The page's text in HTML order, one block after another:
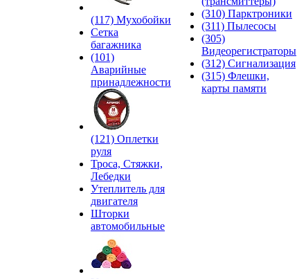
(117) Мухобойки
Сетка
багажника
(101)
Аварийные
принадлежности
(121) Оплетки
руля
Троса, Стяжки,
Лебедки
Утеплитель для
двигателя
Шторки
автомобильные
(310) Парктроники
(311) Пылесосы
(305)
Видеорегистраторы
(312) Сигнализация
(315) Флешки,
карты памяти